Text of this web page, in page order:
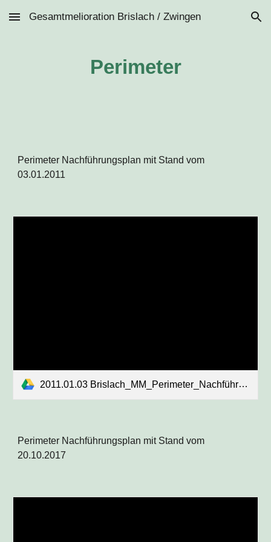
Skip to main content Skip to navigation
Gesamtmelioration Brislach / Zwingen
Perimeter
Perimeter Nachführungsplan mit Stand vom
03.01.2011
2011.01.03 Brislach_MM_Perimeter_Nachführungsplan.pdf
Perimeter Nachführungsplan mit Stand vom
20.10.2017